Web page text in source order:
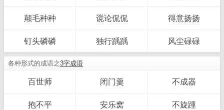
颠毛种种 谠论侃侃 得意扬扬
钉头磷磷 独行踽踽 风尘碌碌
各种形式的成语之3字成语
百世师 闭门羹 不成器
抱不平 安乐窝 不旋踵